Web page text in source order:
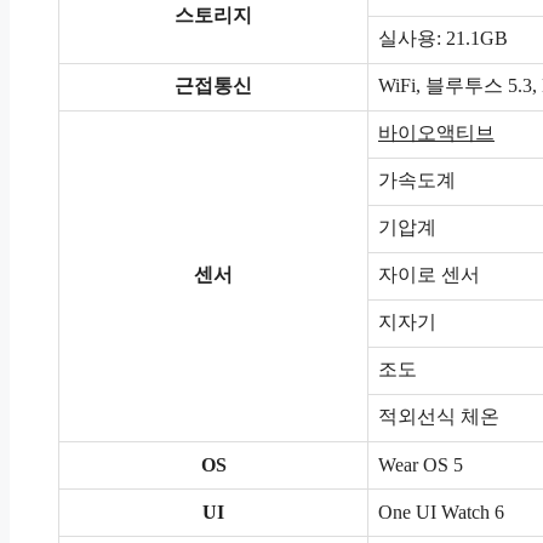
스토리지
실사용: 21.1GB
근접통신 WiFi, 블루투스 5.3,
센서
바이오액티브
가속도계
기압계
자이로 센서
지자기
조도
적외선식 체온
OS Wear OS 5
UI One UI Watch 6